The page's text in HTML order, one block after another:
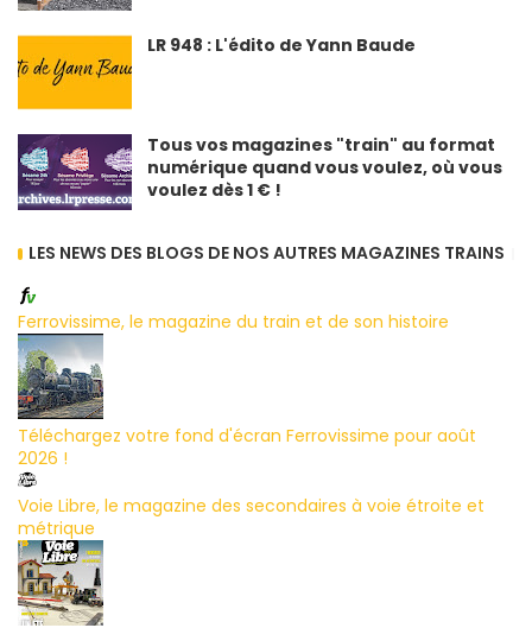
LR 948 : L'édito de Yann Baude
Tous vos magazines "train" au format
numérique quand vous voulez, où vous
voulez dès 1 € !
LES NEWS DES BLOGS DE NOS AUTRES MAGAZINES TRAINS
Ferrovissime, le magazine du train et de son histoire
Téléchargez votre fond d'écran Ferrovissime pour août
2026 !
Voie Libre, le magazine des secondaires à voie étroite et
métrique